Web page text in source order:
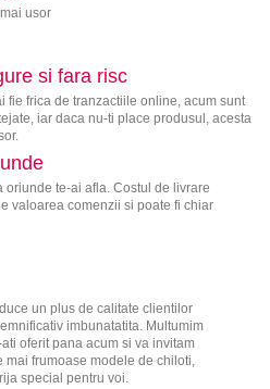
usor
si fara risc
fie frica de tranzactiile online, acum sunt
iar daca nu-ti place produsul, acesta
oriunde te-ai afla. Costul de livrare
valoarea comenzii si poate fi chiar
un plus de calitate clientilor
imbunatatita. Multumim
oferit pana acum si va invitam
frumoase modele de chiloti,
special pentru voi.